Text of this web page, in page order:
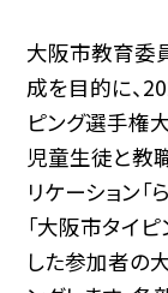
大阪市教育委
成を目的に、
ピング選手権
児童生徒と教
リケーション
「大阪市タイ
した参加者の